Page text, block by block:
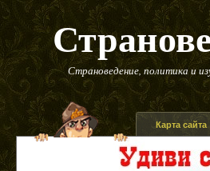
Страноведение, политика и
Карта сайта